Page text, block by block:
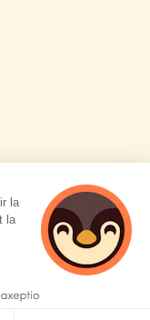
réservés.
la
la
4 personnes
consultent
actuellement cette